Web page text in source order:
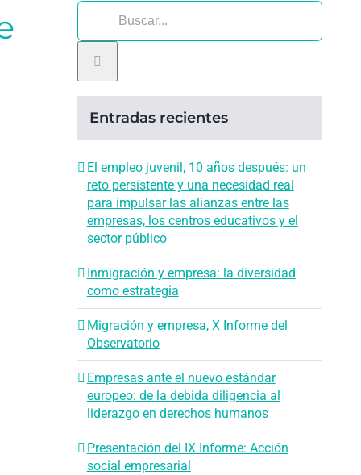
Buscar:
Entradas recientes
El empleo juvenil, 10 años después: un
reto persistente y una necesidad real
para impulsar las alianzas entre las
empresas, los centros educativos y el
sector público
Inmigración y empresa: la diversidad
como estrategia
Migración y empresa, X Informe del
Observatorio
Empresas ante el nuevo estándar
europeo: de la debida diligencia al
liderazgo en derechos humanos
Presentación del IX Informe: Acción
social empresarial